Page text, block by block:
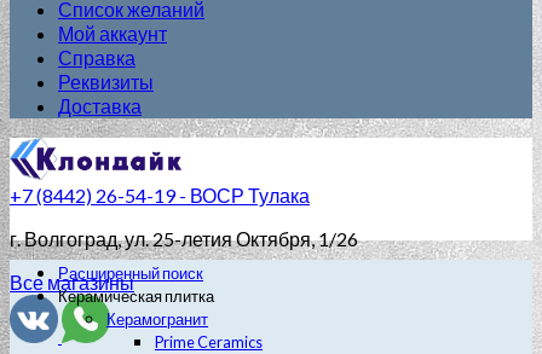
Список желаний
Мой аккаунт
Справка
Реквизиты
Доставка
+7 (8442) 26-54-19 - ВОСР Тулака
г. Волгоград, ул. 25-летия Октября, 1/26
Все магазины
Расширенный поиск
Керамическая плитка
Керамогранит
Prime Ceramics